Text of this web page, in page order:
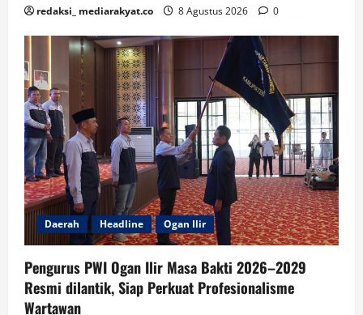
redaksi_ mediarakyat.co 8 Agustus 2026 0
Daerah Headline Ogan Ilir
Pengurus PWI Ogan Ilir Masa Bakti 2026–2029
Resmi dilantik, Siap Perkuat Profesionalisme
Wartawan